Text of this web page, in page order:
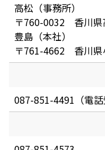
高松（事務所）
〒760-0032 香川県
豊島（本社）
〒761-4662 香川県
087-851-4491（電話